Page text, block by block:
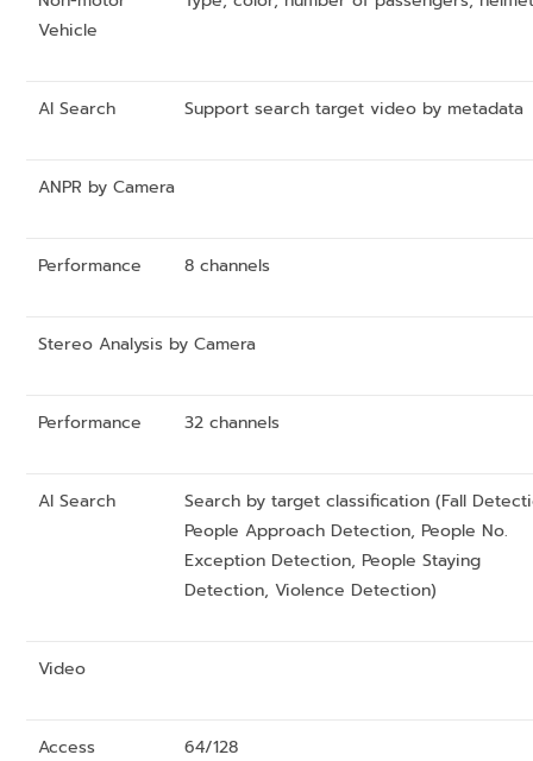
Vehicle
AI Search Support search target video by metadata
ANPR by Camera
Performance 8 channels
Stereo Analysis by Camera
Performance 32 channels
AI Search
Search by target classification (Fall
People Approach Detection, People No.
Exception Detection, People Staying
Detection, Violence Detection)
Video
Access
64/128